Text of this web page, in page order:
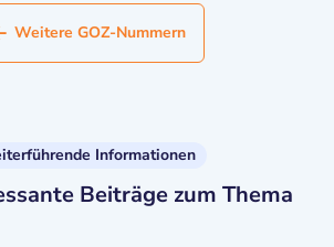
Weitere GOZ-Nummern
Informationen
Beiträge zum Thema